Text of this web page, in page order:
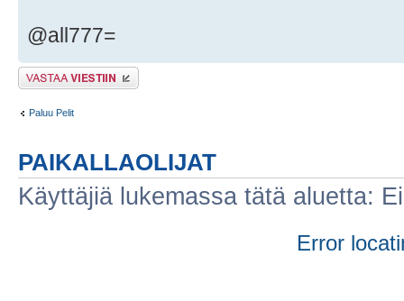
@all777=
Lähetä vastaus
Paluu Pelit
PAIKALLAOLIJAT
Käyttäjiä lukemassa tätä aluetta:
Error